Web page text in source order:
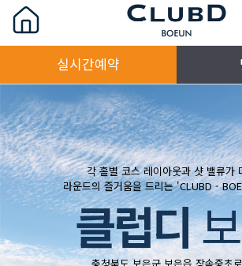
실시간예약
각 홀별 코스 레이아웃과 샷 밸류가
라운드의 즐거움을 드리는 'CLUBD -
클럽디